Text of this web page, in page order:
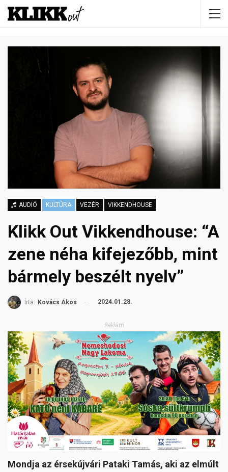
AUDIÓ KULTÚRA VEZÉR VIKKENDHOUSE
Klikk Out Vikkendhouse: “A
zene néha kifejezőbb, mint
bármely beszélt nyelv”
Írta: Kovács Ákos 2024.01.28.
Reklám
Mondja az érsekújvári Pataki Tamás, aki az elmúlt